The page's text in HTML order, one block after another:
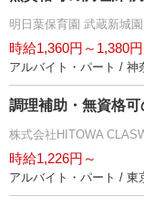
明日葉保育園 武蔵新城園
時給1,360円～1,380円
アルバイト・パート / 神
調理補助・無資格
株式会社HITOWA
時給1,226円～
アルバイト・パート / 東